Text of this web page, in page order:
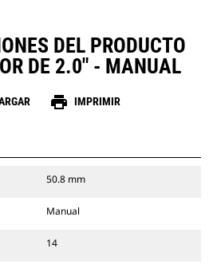
DEL PRODUCTO
DE 2.0" - MANUAL
print IMPRIMIR
50.8 mm
Manual
14